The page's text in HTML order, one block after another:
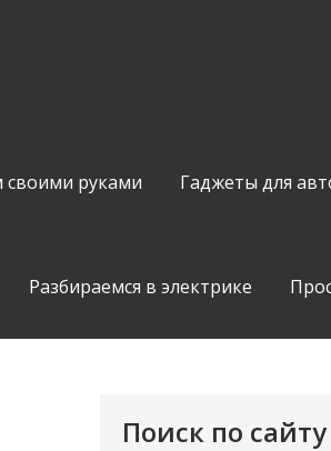
руками Гаджеты для
Разбираемся в электрике
Поиск по сайту